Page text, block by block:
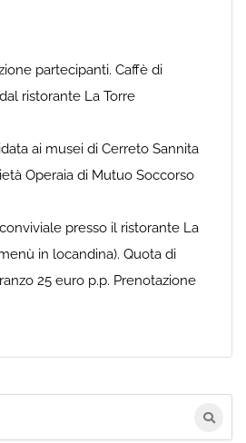
partecipanti. Caffè di
ristorante La Torre
ai musei di Cerreto Sannita
Operaia di Mutuo Soccorso
presso il ristorante La
in locandina). Quota di
25 euro p.p. Prenotazione